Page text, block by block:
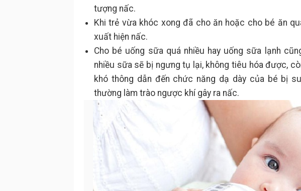
tượng nấc.
Khi trẻ vừa khóc xong đã cho ăn hoặc cho bé ăn
xuất hiện nấc.
Cho bé uống sữa quá nhiều hay uống sữa lạnh
nhiều sữa sẽ bị ngưng tụ lại, không tiêu hóa được,
khó thông dẫn đến chức năng dạ dày của bé bị
thường làm trào ngược khí gây ra nấc.